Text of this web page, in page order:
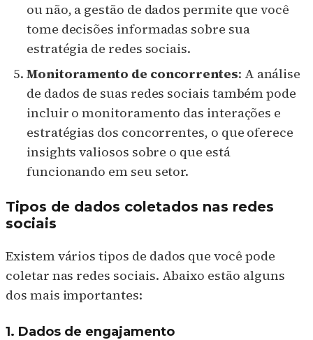
ou não, a gestão de dados permite que você
tome decisões informadas sobre sua
estratégia de redes sociais.
Monitoramento de concorrentes: A análise
de dados de suas redes sociais também pode
incluir o monitoramento das interações e
estratégias dos concorrentes, o que oferece
insights valiosos sobre o que está
funcionando em seu setor.
Tipos de dados coletados nas redes
sociais
Existem vários tipos de dados que você pode
coletar nas redes sociais. Abaixo estão alguns
dos mais importantes:
1. Dados de engajamento